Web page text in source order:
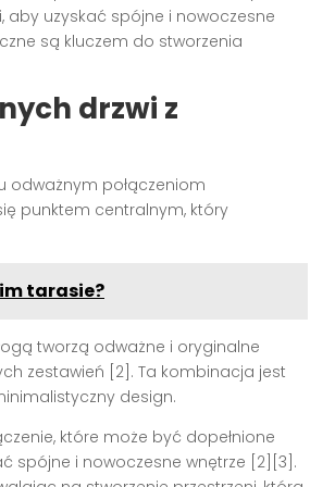
uzyskać spójne i nowoczesne
są kluczem do stworzenia
drzwi z
odważnym połączeniom
punktem centralnym, który
tarasie?
tworzą odważne i oryginalne
zestawień [2]. Ta kombinacja jest
design.
które może być dopełnione
spójne i nowoczesne wnętrze [2][3].